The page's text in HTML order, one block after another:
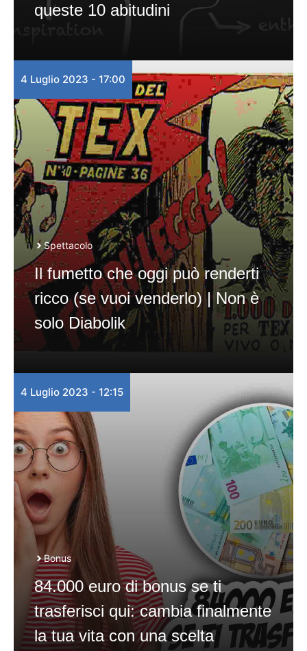
queste 10 abitudini
4 Luglio 2023 - 17:00
Spettacolo
Il fumetto che oggi può renderti
ricco (se vuoi venderlo) | Non è
solo Diabolik
4 Luglio 2023 - 12:15
Bonus
84.000 euro di bonus se ti
trasferisci qui: cambia finalmente
la tua vita con una scelta